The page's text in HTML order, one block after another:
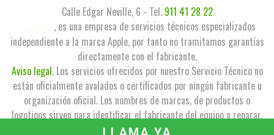
Calle Edgar Neville, 6 - Tel. 911 41 28 22
, es una empresa de servicios técnicos especializados
independiente a la marca Apple, por tanto no tramitamos garantías
directamente con el fabricante.
Aviso legal.Los servicios ofrecidos por nuestro Servicio Técnico no
están oficialmente avalados o certificados por ningún fabricante u
organización oficial. Los nombres de marcas, de productos o
logotipos sirven para identificar el fabricante del equipo a reparar,
no siendo los mismos propiedad de este Servicio Técnico.